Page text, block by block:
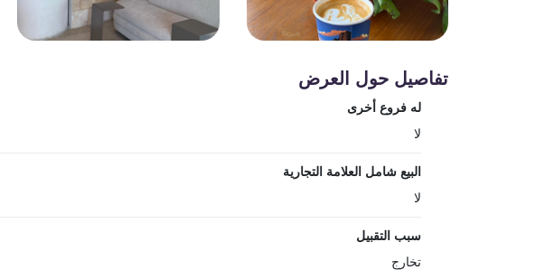
تفاصيل حول العرض
له فروع أخرى
لا
البيع شامل العلامة التجارية
لا
سبب التقبيل
تخارج